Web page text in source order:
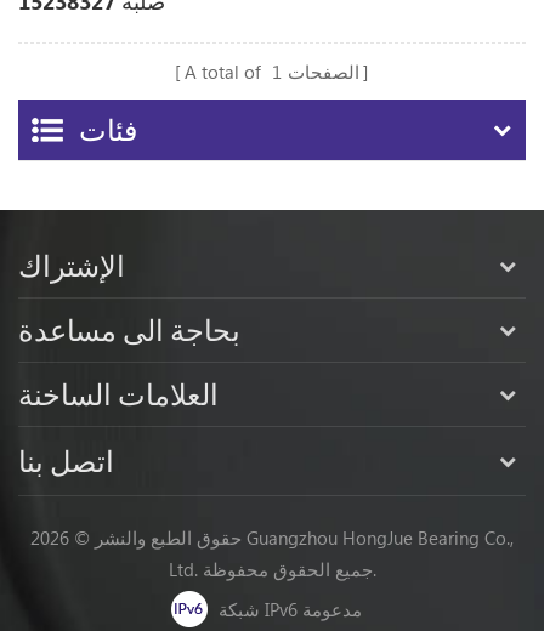
A total of 1 الصفحات
فئات
الإشتراك
بحاجة الى مساعدة
العلامات الساخنة
اتصل بنا
حقوق الطبع والنشر © 2026 Guangzhou HongJue Bearing Co.,
Ltd. جميع الحقوق محفوظة.
شبكة IPv6 مدعومة